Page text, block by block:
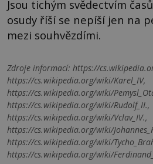
Jsou tichým svědectvím
osudy říší se nepíší jen na
mezi souhvězdími.
Zdroje informací: https://
https://cs.wikipedia.org/wiki/Karel_IV,
https://cs.wikipedia.org/wiki/
https://cs.wikipedia.org/wiki/Rudolf_II.,
https://cs.wikipedia.org/wiki/Vclav_IV.,
https://cs.wikipedia.org/wiki/
https://cs.wikipedia.org/wiki/
https://cs.wikipedia.org/wiki/